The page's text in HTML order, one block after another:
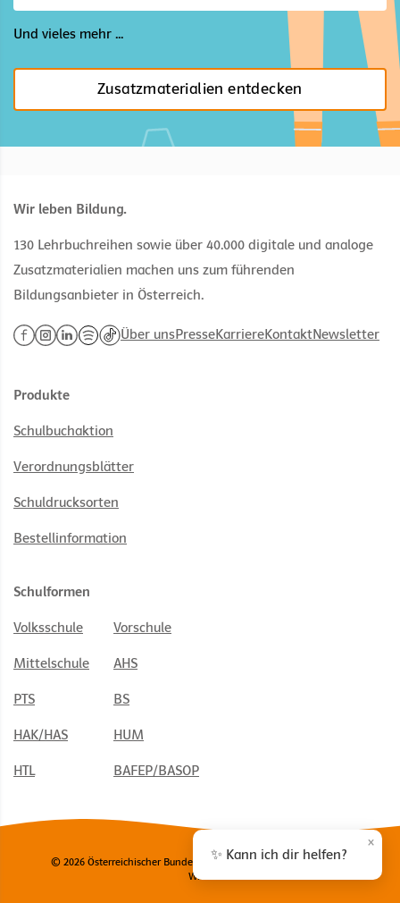
Und vieles mehr ...
Zusatzmaterialien entdecken
Wir leben Bildung.
130 Lehrbuchreihen sowie über 40.000 digitale und analoge
Zusatzmaterialien machen uns zum führenden
Bildungsanbieter in Österreich.
Über unsPresseKarriereKontaktNewsletter
Produkte
Schulbuchaktion
Verordnungsblätter
Schuldrucksorten
Bestellinformation
Schulformen
Volksschule Vorschule
Mittelschule AHS
PTS BS
HAK/HAS HUM
HTL BAFEP/BASOP
© 2026 Österreichischer Bundesverlag Schulbuch GmbH & Co. KG,
Wien
✨ Kann ich dir helfen?
×